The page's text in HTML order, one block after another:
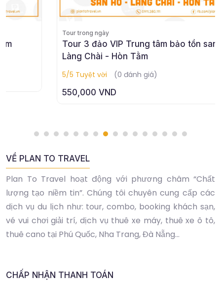
Tour trong ngày
Tour 3 đảo VIP Trung tâm bảo tồn san hô -
Làng Chài - Hòn Tằm
(0 đánh giá)
550,000 VND
VỀ PLAN TO TRAVEL
Plan To Travel hoạt động với phương châm “Chất
lượng tạo niềm tin”. Chúng tôi chuyên cung cấp các
dịch vụ du lịch như: tour, combo, booking khách sạn,
vé vui chơi giải trí, dịch vụ thuê xe máy, thuê xe ô tô,
thuê cano tại Phú Quốc, Nha Trang, Đà Nẵng...
CHẤP NHẬN THANH TOÁN